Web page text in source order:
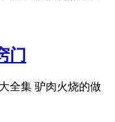
门
全集 驴肉火烧的做